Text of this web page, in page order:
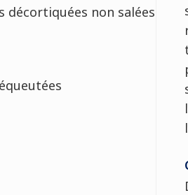
décortiquées non salées